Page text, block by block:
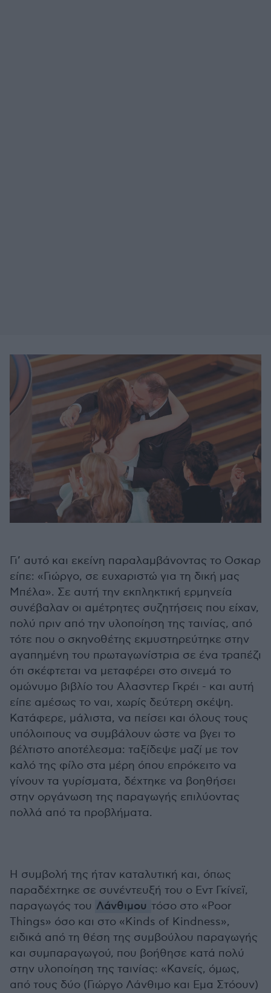
Γι’ αυτό και εκείνη παραλαμβάνοντας το Οσκαρ
είπε: «Γιώργο, σε ευχαριστώ για τη δική μας
Μπέλα». Σε αυτή την εκπληκτική ερμηνεία
συνέβαλαν οι αμέτρητες συζητήσεις που είχαν,
πολύ πριν από την υλοποίηση της ταινίας, από
τότε που ο σκηνοθέτης εκμυστηρεύτηκε στην
αγαπημένη του πρωταγωνίστρια σε ένα τραπέζι
ότι σκέφτεται να μεταφέρει στο σινεμά το
ομώνυμο βιβλίο του Αλασντερ Γκρέι - και αυτή
είπε αμέσως το ναι, χωρίς δεύτερη σκέψη.
Κατάφερε, μάλιστα, να πείσει και όλους τους
υπόλοιπους να συμβάλουν ώστε να βγει το
βέλτιστο αποτέλεσμα: ταξίδεψε μαζί με τον
καλό της φίλο στα μέρη όπου επρόκειτο να
γίνουν τα γυρίσματα, δέχτηκε να βοηθήσει
στην οργάνωση της παραγωγής επιλύοντας
πολλά από τα προβλήματα.
Η συμβολή της ήταν καταλυτική και, όπως
παραδέχτηκε σε συνέντευξή του ο Εντ Γκίνεϊ,
παραγωγός του Λάνθιμου τόσο στο «Poor
Things» όσο και στο «Kinds of Kindness»,
ειδικά από τη θέση της συμβούλου παραγωγής
και συμπαραγωγού, που βοήθησε κατά πολύ
στην υλοποίηση της ταινίας: «Κανείς, όμως,
από τους δύο (Γιώργο Λάνθιμο και Εμα Στόουν)